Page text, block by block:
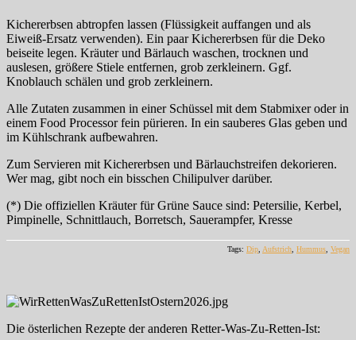
Kichererbsen abtropfen lassen (Flüssigkeit auffangen und als
Eiweiß-Ersatz verwenden). Ein paar Kichererbsen für die Deko
beiseite legen. Kräuter und Bärlauch waschen, trocknen und
auslesen, größere Stiele entfernen, grob zerkleinern. Ggf.
Knoblauch schälen und grob zerkleinern.
Alle Zutaten zusammen in einer Schüssel mit dem Stabmixer oder in
einem Food Processor fein pürieren. In ein sauberes Glas geben und
im Kühlschrank aufbewahren.
Zum Servieren mit Kichererbsen und Bärlauchstreifen dekorieren.
Wer mag, gibt noch ein bisschen Chilipulver darüber.
(*) Die offiziellen Kräuter für Grüne Sauce sind: Petersilie, Kerbel,
Pimpinelle, Schnittlauch, Borretsch, Sauerampfer, Kresse
Tags: Dip, Aufstrich, Hummus, Vegan
Die österlichen Rezepte der anderen Retter-Was-Zu-Retten-Ist: